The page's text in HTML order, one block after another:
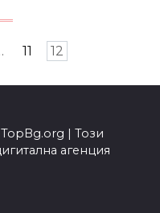
11 12
| Този
агенция